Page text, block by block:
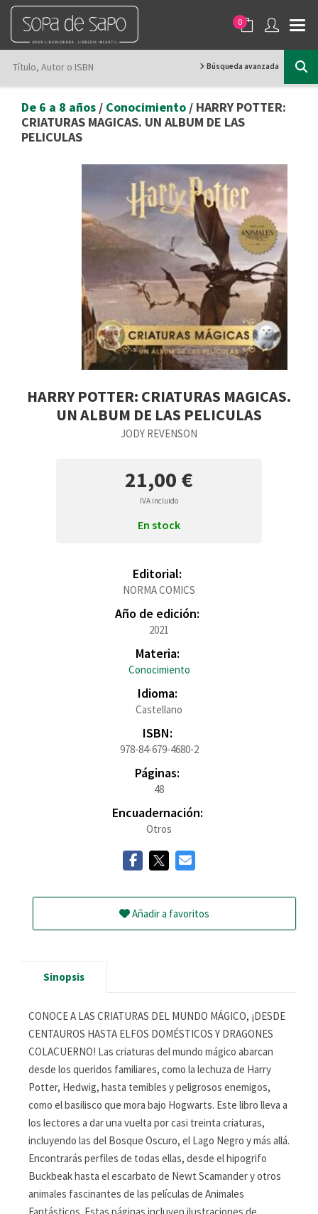
0
Búsqueda avanzada
De 6 a 8 años / Conocimiento / HARRY POTTER:
CRIATURAS MAGICAS. UN ALBUM DE LAS
PELICULAS
HARRY POTTER: CRIATURAS MAGICAS.
UN ALBUM DE LAS PELICULAS
JODY REVENSON
21,00 €
IVA incluido
En stock
Editorial:
NORMA COMICS
Año de edición:
2021
Materia:
Conocimiento
Idioma:
Castellano
ISBN:
978-84-679-4680-2
Páginas:
48
Encuadernación:
Otros
Añadir a favoritos
Sinopsis
CONOCE A LAS CRIATURAS DEL MUNDO MÁGICO, ¡DESDE
CENTAUROS HASTA ELFOS DOMÉSTICOS Y DRAGONES
COLACUERNO! Las criaturas del mundo mágico abarcan
desde los queridos familiares, como la lechuza de Harry
Potter, Hedwig, hasta temibles y peligrosos enemigos,
como el basilisco que mora bajo Hogwarts. Este libro lleva a
los lectores a dar una vuelta por casi treinta criaturas,
incluyendo las del Bosque Oscuro, el Lago Negro y más allá.
Encontrarás perfiles de todas ellas, desde el hipogrifo
Buckbeak hasta el escarbato de Newt Scamander y otros
animales fascinantes de las películas de Animales